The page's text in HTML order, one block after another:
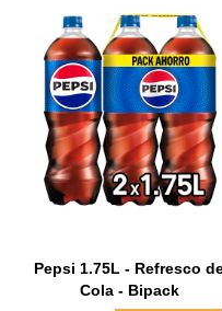
Pepsi 1.75L - Refresco
Cola - Bipack